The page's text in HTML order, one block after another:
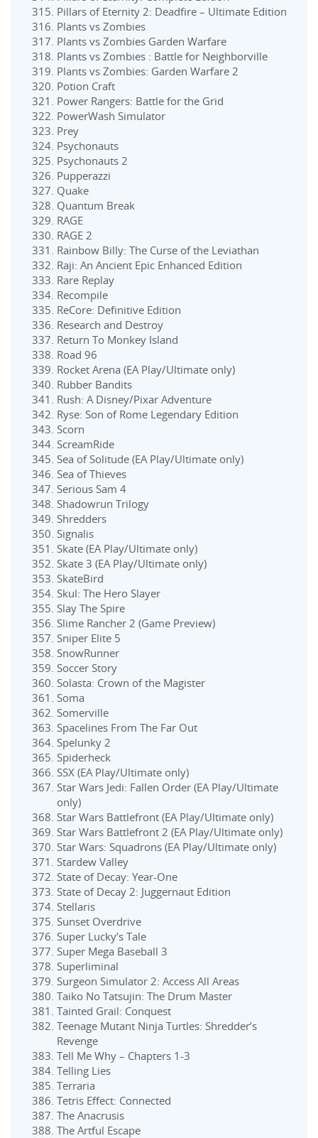
Pillars of Eternity 2: Deadfire – Ultimate Edition
Plants vs Zombies
Plants vs Zombies Garden Warfare
Plants vs Zombies : Battle for Neighborville
Plants vs Zombies: Garden Warfare 2
Potion Craft
Power Rangers: Battle for the Grid
PowerWash Simulator
Prey
Psychonauts
Psychonauts 2
Pupperazzi
Quake
Quantum Break
RAGE
RAGE 2
Rainbow Billy: The Curse of the Leviathan
Raji: An Ancient Epic Enhanced Edition
Rare Replay
Recompile
ReCore: Definitive Edition
Research and Destroy
Return To Monkey Island
Road 96
Rocket Arena (EA Play/Ultimate only)
Rubber Bandits
Rush: A Disney/Pixar Adventure
Ryse: Son of Rome Legendary Edition
Scorn
ScreamRide
Sea of Solitude (EA Play/Ultimate only)
Sea of Thieves
Serious Sam 4
Shadowrun Trilogy
Shredders
Signalis
Skate (EA Play/Ultimate only)
Skate 3 (EA Play/Ultimate only)
SkateBird
Skul: The Hero Slayer
Slay The Spire
Slime Rancher 2 (Game Preview)
Sniper Elite 5
SnowRunner
Soccer Story
Solasta: Crown of the Magister
Soma
Somerville
Spacelines From The Far Out
Spelunky 2
Spiderheck
SSX (EA Play/Ultimate only)
Star Wars Jedi: Fallen Order (EA Play/Ultimate
only)
Star Wars Battlefront (EA Play/Ultimate only)
Star Wars Battlefront 2 (EA Play/Ultimate only)
Star Wars: Squadrons (EA Play/Ultimate only)
Stardew Valley
State of Decay: Year-One
State of Decay 2: Juggernaut Edition
Stellaris
Sunset Overdrive
Super Lucky’s Tale
Super Mega Baseball 3
Superliminal
Surgeon Simulator 2: Access All Areas
Taiko No Tatsujin: The Drum Master
Tainted Grail: Conquest
Teenage Mutant Ninja Turtles: Shredder’s
Revenge
Tell Me Why – Chapters 1-3
Telling Lies
Terraria
Tetris Effect: Connected
The Anacrusis
The Artful Escape